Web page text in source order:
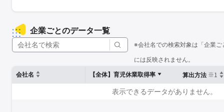
企業ごとのデータ一覧
※会社名での検索対象は「企業
には反映されません。
会社名
【全体】育児休業取得率 算出方法 ※1
表示できるデータがありません。